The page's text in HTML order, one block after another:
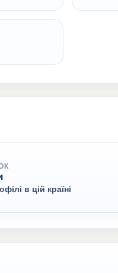
в цій країні